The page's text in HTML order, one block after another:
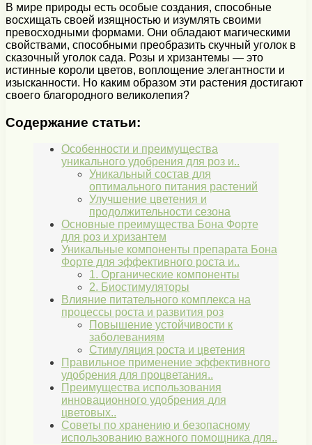
В мире природы есть особые создания, способные
восхищать своей изящностью и изумлять своими
превосходными формами. Они обладают магическими
свойствами, способными преобразить скучный уголок в
сказочный уголок сада. Розы и хризантемы — это
истинные короли цветов, воплощение элегантности и
изысканности. Но каким образом эти растения достигают
своего благородного великолепия?
Содержание статьи:
Особенности и преимущества
уникального удобрения для роз и..
Уникальный состав для
оптимального питания растений
Улучшение цветения и
продолжительности сезона
Основные преимущества Бона Форте
для роз и хризантем
Уникальные компоненты препарата Бона
Форте для эффективного роста и..
1. Органические компоненты
2. Биостимуляторы
Влияние питательного комплекса на
процессы роста и развития роз
Повышение устойчивости к
заболеваниям
Стимуляция роста и цветения
Правильное применение эффективного
удобрения для процветания..
Преимущества использования
инновационного удобрения для
цветовых..
Советы по хранению и безопасному
использованию важного помощника для..